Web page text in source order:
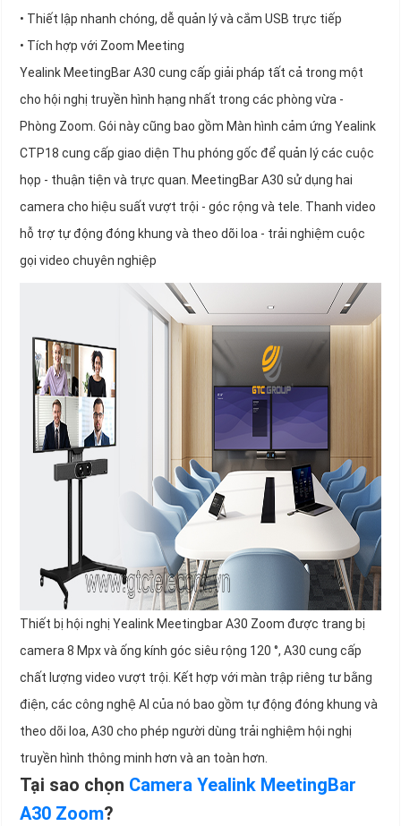
• Thiết lập nhanh chóng, dễ quản lý và cắm USB trực tiếp
• Tích hợp với Zoom Meeting
Yealink MeetingBar A30 cung cấp giải pháp tất cả trong một
cho hội nghị truyền hình hạng nhất trong các phòng vừa -
Phòng Zoom. Gói này cũng bao gồm Màn hình cảm ứng Yealink
CTP18 cung cấp giao diện Thu phóng gốc để quản lý các cuộc
họp - thuận tiện và trực quan. MeetingBar A30 sử dụng hai
camera cho hiệu suất vượt trội - góc rộng và tele. Thanh video
hỗ trợ tự động đóng khung và theo dõi loa - trải nghiệm cuộc
gọi video chuyên nghiệp
Thiết bị hội nghị Yealink Meetingbar A30 Zoom được trang bị
camera 8 Mpx và ống kính góc siêu rộng 120 °, A30 cung cấp
chất lượng video vượt trội. Kết hợp với màn trập riêng tư bằng
điện, các công nghệ AI của nó bao gồm tự động đóng khung và
theo dõi loa, A30 cho phép người dùng trải nghiệm hội nghị
truyền hình thông minh hơn và an toàn hơn.
Tại sao chọn Camera Yealink MeetingBar
A30 Zoom?